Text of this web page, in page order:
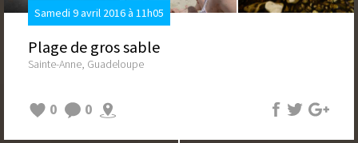
Samedi 9 avril 2016 à 11h05
Plage de gros sable
Sainte-Anne, Guadeloupe
0 0